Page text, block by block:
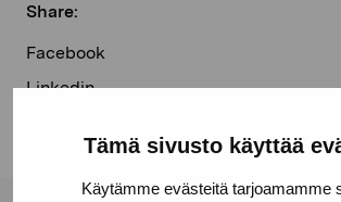
Tämä sivusto käyttää
Käytämme evästeitä tarjoamamme
Share:
Facebook
Linkedin